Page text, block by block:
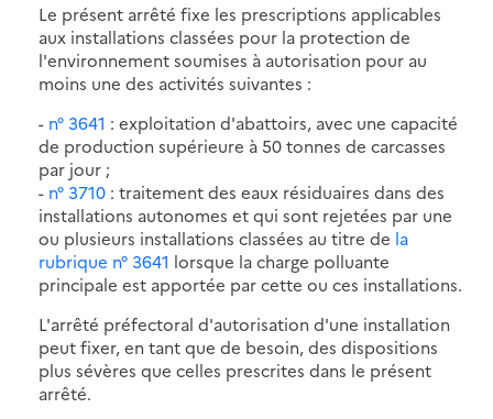
Le présent arrêté fixe les prescriptions applicables
aux installations classées pour la protection de
l'environnement soumises à autorisation pour au
moins une des activités suivantes :
- n° 3641 : exploitation d'abattoirs, avec une capacité
de production supérieure à 50 tonnes de carcasses
par jour ;
- n° 3710 : traitement des eaux résiduaires dans des
installations autonomes et qui sont rejetées par une
ou plusieurs installations classées au titre de la
rubrique n° 3641 lorsque la charge polluante
principale est apportée par cette ou ces installations.
L'arrêté préfectoral d'autorisation d'une installation
peut fixer, en tant que de besoin, des dispositions
plus sévères que celles prescrites dans le présent
arrêté.